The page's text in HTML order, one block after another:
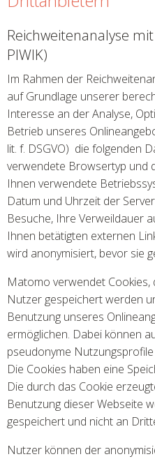
Reichweitenanalyse
PIWIK)
Im Rahmen der
auf Grundlage unserer
Interesse an der Analyse,
Betrieb unseres
lit. f. DSGVO) die folgenden
verwendete Browsertyp und
Ihnen verwendete
Datum und Uhrzeit der
Besuche, Ihre Verweildauer
Ihnen betätigten externen
wird anonymisiert, bevor sie
Matomo verwendet
Nutzer gespeichert werden
Benutzung unseres
ermöglichen. Dabei können
pseudonyme
Die Cookies haben eine
Die durch das Cookie
Benutzung dieser Webseite
gespeichert und nicht an
Nutzer können der